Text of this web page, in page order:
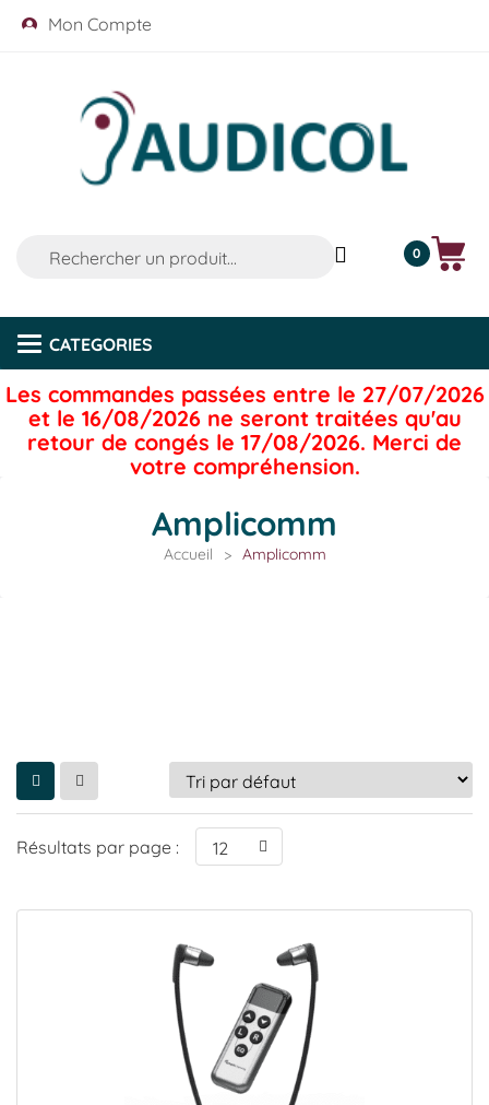
Mon Compte
0
CATEGORIES
Categories
Les commandes passées entre le 27/07/2026
et le 16/08/2026 ne seront traitées qu'au
retour de congés le 17/08/2026. Merci de
votre compréhension.
Amplicomm
Accueil > Amplicomm
Résultats par page : 12